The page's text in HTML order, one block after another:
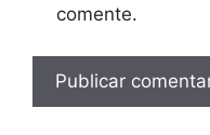
comente.